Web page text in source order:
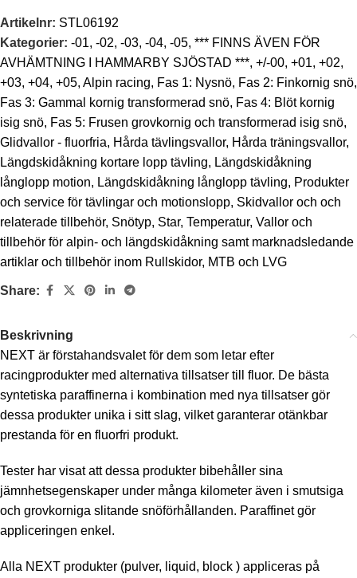
Artikelnr: STL06192
Kategorier: -01, -02, -03, -04, -05, *** FINNS ÄVEN FÖR
AVHÄMTNING I HAMMARBY SJÖSTAD ***, +/-00, +01, +02,
+03, +04, +05, Alpin racing, Fas 1: Nysnö, Fas 2: Finkornig snö,
Fas 3: Gammal kornig transformerad snö, Fas 4: Blöt kornig
isig snö, Fas 5: Frusen grovkornig och transformerad isig snö,
Glidvallor - fluorfria, Hårda tävlingsvallor, Hårda träningsvallor,
Längdskidåkning kortare lopp tävling, Längdskidåkning
långlopp motion, Längdskidåkning långlopp tävling, Produkter
och service för tävlingar och motionslopp, Skidvallor och och
relaterade tillbehör, Snötyp, Star, Temperatur, Vallor och
tillbehör för alpin- och längdskidåkning samt marknadsledande
artiklar och tillbehör inom Rullskidor, MTB och LVG
Share:
Beskrivning
NEXT är förstahandsvalet för dem som letar efter
racingprodukter med alternativa tillsatser till fluor. De bästa
syntetiska paraffinerna i kombination med nya tillsatser gör
dessa produkter unika i sitt slag, vilket garanterar otänkbar
prestanda för en fluorfri produkt.
Tester har visat att dessa produkter bibehåller sina
jämnhetsegenskaper under många kilometer även i smutsiga
och grovkorniga slitande snöförhållanden. Paraffinet gör
appliceringen enkel.
Alla NEXT produkter (pulver, liquid, block ) appliceras på